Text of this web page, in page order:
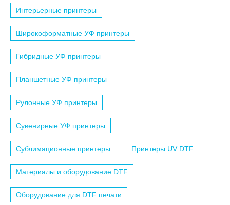
Интерьерные принтеры
Широкоформатные УФ принтеры
Гибридные УФ принтеры
Планшетные УФ принтеры
Рулонные УФ принтеры
Сувенирные УФ принтеры
Сублимационные принтеры Принтеры UV DTF
Материалы и оборудование DTF
Оборудование для DTF печати